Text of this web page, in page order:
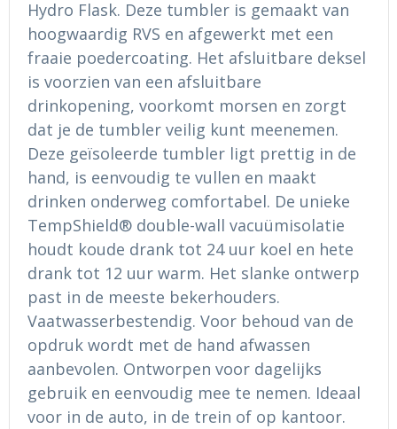
Ondergoed en Sokken
Regenkleding
Gereedschap
Schoenen
Hoofdbescherming
Gehoorbescherming
Ademhalingsbescherming
Sokken en Nachtkleding
Regenkleding
Schoenen
Gilets
Hydro Flask. Deze tumbler is gemaakt van
hoogwaardig RVS en afgewerkt met een
fraaie poedercoating. Het afsluitbare deksel
is voorzien van een afsluitbare
drinkopening, voorkomt morsen en zorgt
dat je de tumbler veilig kunt meenemen.
Deze geïsoleerde tumbler ligt prettig in de
hand, is eenvoudig te vullen en maakt
drinken onderweg comfortabel. De unieke
TempShield® double-wall vacuümisolatie
houdt koude drank tot 24 uur koel en hete
drank tot 12 uur warm. Het slanke ontwerp
past in de meeste bekerhouders.
Vaatwasserbestendig. Voor behoud van de
opdruk wordt met de hand afwassen
aanbevolen. Ontworpen voor dagelijks
gebruik en eenvoudig mee te nemen. Ideaal
voor in de auto, in de trein of op kantoor.